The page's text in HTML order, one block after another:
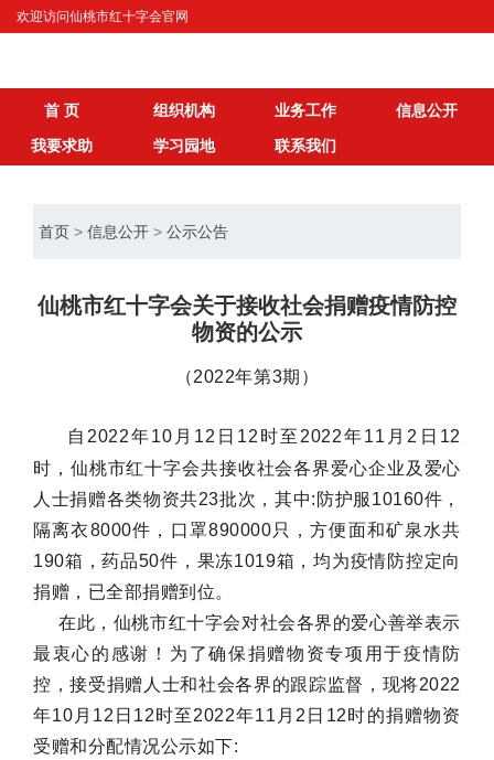
欢迎访问仙桃市红十字会官网
首 页 组织机构 业务工作
信息公开
我要求助
学习园地 联系我们
首页 > 信息公开 > 公示公告
仙桃市红十字会关于接收社会捐赠疫情防控
物资的公示
（2022年第3期）
自 2022年10月 12 日 12 时至 2022年11 月 2日12
时，仙桃市红十字会共接收社会各界爱心企业及爱心
人士捐赠各类物资共23批次，其中:防护服10160件，
隔离衣8000件，口罩890000只，方便面和矿泉水共
190箱，药品50件，果冻1019箱，均为疫情防控定向
捐赠，已全部捐赠到位。
在此，仙桃市红十字会对社会各界的爱心善举表示
最衷心的感谢！为了确保捐赠物资专项用于疫情防
控，接受捐赠人士和社会各界的跟踪监督，现将2022
年10月 12 日 12时至2022年11 月 2 日 12时的捐赠物资
受赠和分配情况公示如下: